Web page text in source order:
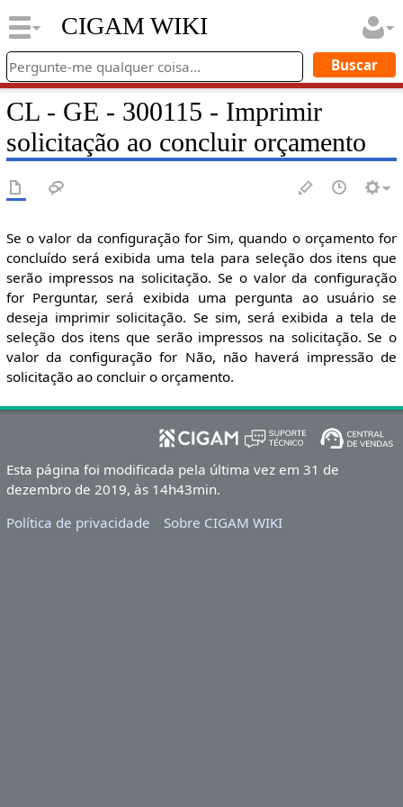
CIGAM WIKI
CL - GE - 300115 - Imprimir
solicitação ao concluir orçamento
Se o valor da configuração for Sim, quando o orçamento for
concluído será exibida uma tela para seleção dos itens que
serão impressos na solicitação. Se o valor da configuração
for Perguntar, será exibida uma pergunta ao usuário se
deseja imprimir solicitação. Se sim, será exibida a tela de
seleção dos itens que serão impressos na solicitação. Se o
valor da configuração for Não, não haverá impressão de
solicitação ao concluir o orçamento.
Esta página foi modificada pela última vez em 31 de
dezembro de 2019, às 14h43min.
Política de privacidade
Sobre CIGAM WIKI